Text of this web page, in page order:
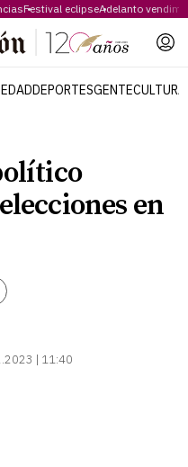
Festival eclipseAdelanto
DEPORTESGENTECULTURA
en
| 11:40